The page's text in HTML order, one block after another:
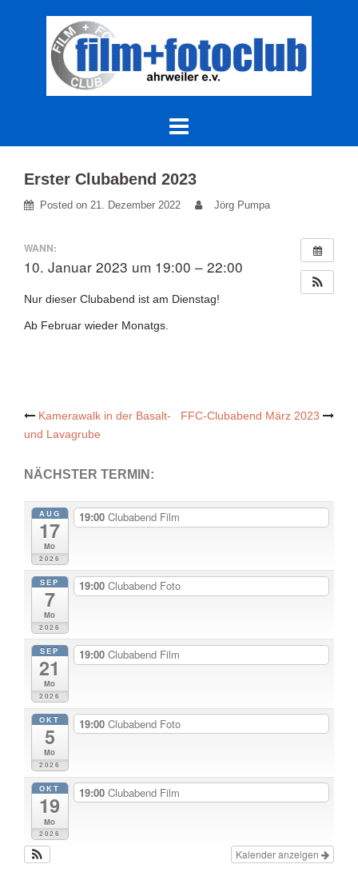
Erster Clubabend 2023
Posted on 21. Dezember 2022 Jörg Pumpa
WANN:
10. Januar 2023 um 19:00 – 22:00
Nur dieser Clubabend ist am Dienstag!
Ab Februar wieder Monatgs.
Post
navigation
Kamerawalk in der Basalt-
und Lavagrube
FFC-Clubabend März 2023
NÄCHSTER TERMIN:
AUG
17
Mo
2026
19:00 Clubabend Film
SEP
7
Mo
2026
19:00 Clubabend Foto
SEP
21
Mo
2026
19:00 Clubabend Film
OKT
5
Mo
2026
19:00 Clubabend Foto
OKT
19
Mo
2026
19:00 Clubabend Film
Kalender anzeigen